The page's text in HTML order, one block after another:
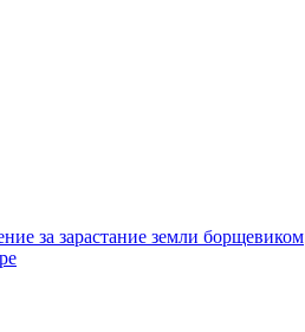
за зарастание земли борщевиком